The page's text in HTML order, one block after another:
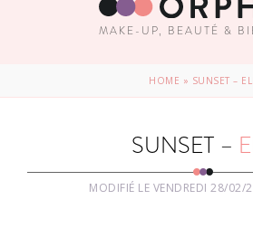
MAKE-UP, BEAUTÉ &
HOME » SUNSET –
SUNSET –
MODIFIÉ LE VENDREDI 28/